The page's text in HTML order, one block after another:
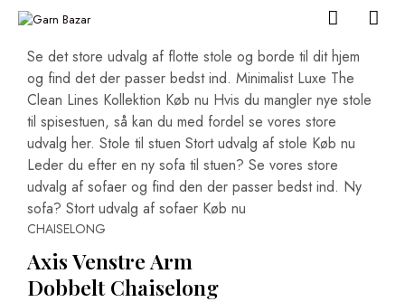
Se det store udvalg af flotte stole og borde til dit hjem
og find det der passer bedst ind. Minimalist Luxe The
Clean Lines Kollektion Køb nu Hvis du mangler nye stole
til spisestuen, så kan du med fordel se vores store
udvalg her. Stole til stuen Stort udvalg af stole Køb nu
Leder du efter en ny sofa til stuen? Se vores store
udvalg af sofaer og find den der passer bedst ind. Ny
sofa? Stort udvalg af sofaer Køb nu
CHAISELONG
Axis Venstre Arm
Dobbelt Chaiselong